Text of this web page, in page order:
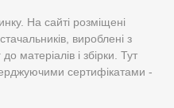
На сайті розміщені
вироблені з
матеріалів і збірки. Тут
сертифікатами -